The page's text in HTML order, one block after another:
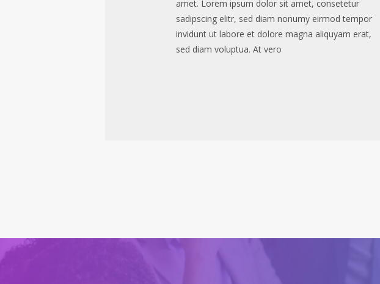
amet. Lorem ipsum dolor sit amet, consetetur
sadipscing elitr, sed diam nonumy eirmod tempor
invidunt ut labore et dolore magna aliquyam erat,
sed diam voluptua. At vero